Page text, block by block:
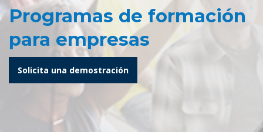
Programas de formación
para empresas
Solicita una demostración